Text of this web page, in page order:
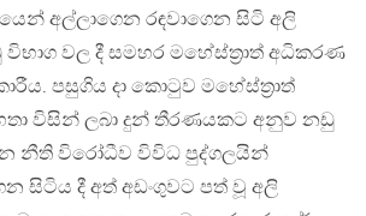
අල්ලාගෙන රඳවාගෙන සිටි අලි
වල දී සමහර මහේස්ත‍්‍රාත් අධිකරණ
පසුගිය දා කොටුව මහේස්ත‍්‍රාත්
විසින් ලබා දුන් තීරණයකට අනුව නඩු
නීති විරෝධීව විවිධ පුද්ගලයින්
සිටිය දී අත් අඩංගුවට පත් වූ අලි